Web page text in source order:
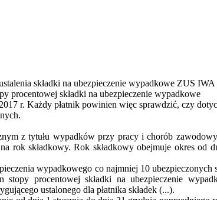
składki na ubezpieczenie wypadkowe ZUS IWA
procentowej składki na ubezpieczenie wypadkowe
r. Każdy płatnik powinien więc sprawdzić, czy
z tytułu wypadków przy pracy i chorób
rok składkowy. Rok składkowy obejmuje okres od
wypadkowego co najmniej 10 ubezpieczonych
stopy procentowej składki na ubezpieczenie
ustalonego dla płatnika składek (...).